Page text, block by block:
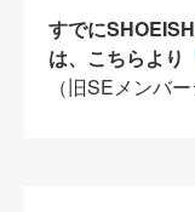
すでに
は、こちらより
（旧SEメンバ